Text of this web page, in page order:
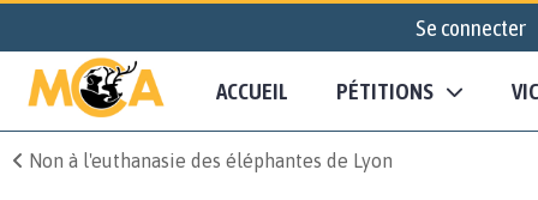
Se connecter
ACCUEIL PÉTITIONS
Non à l'euthanasie des éléphantes de Lyon